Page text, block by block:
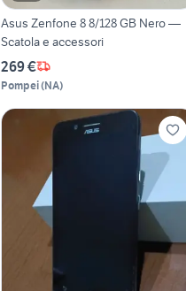
Asus Zenfone 8 8/128 GB Nero —
Scatola e accessori
269 €
Pompei(NA)